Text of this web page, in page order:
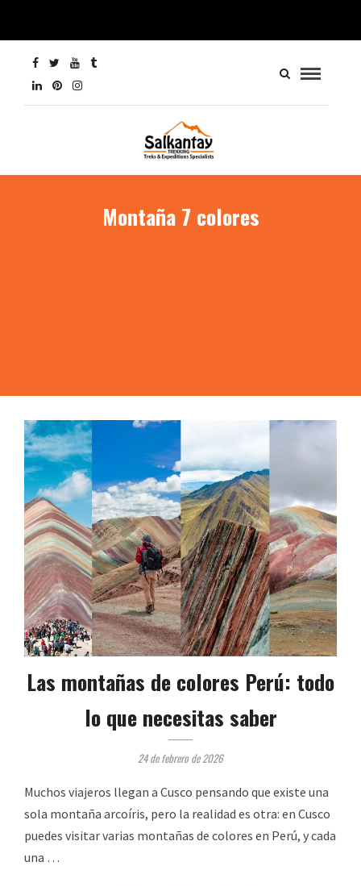
Montaña 7 colores
Las montañas de colores Perú: todo
lo que necesitas saber
24 de febrero de 2026
Muchos viajeros llegan a Cusco pensando que existe una
sola montaña arcoíris, pero la realidad es otra: en Cusco
puedes visitar varias montañas de colores en Perú, y cada
una …